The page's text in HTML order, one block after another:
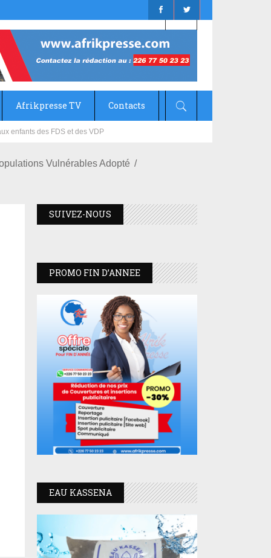
Afrikpresse TV Contacts
Vulnérables Adopté
SUIVEZ-NOUS
PROMO FIN D’ANNEE
EAU KASSENA